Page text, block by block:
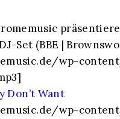
Set (BBE |
wp-
Don’t Want
wp-